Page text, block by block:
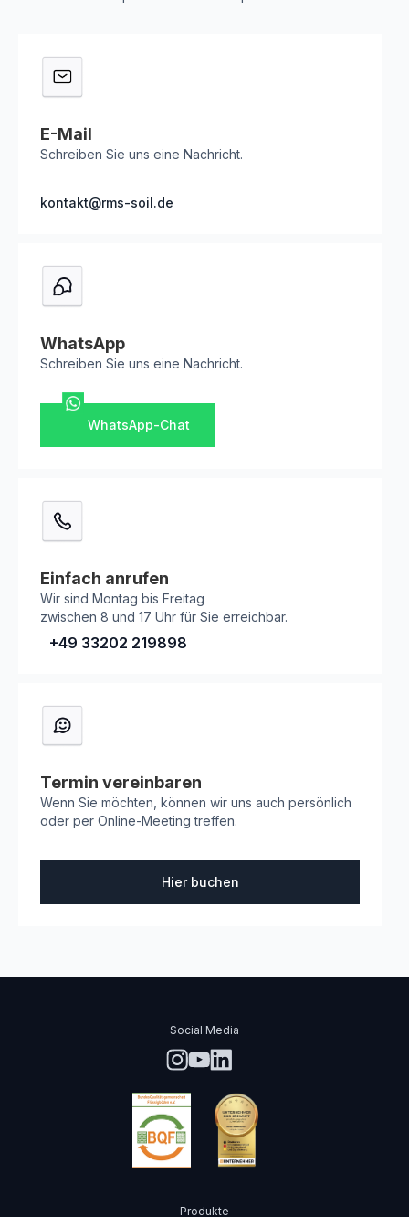
E-Mail
Schreiben Sie uns eine Nachricht.
kontakt@rms-soil.de
WhatsApp
Schreiben Sie uns eine Nachricht.
WhatsApp-Chat
Einfach anrufen
Wir sind Montag bis Freitag
zwischen 8 und 17 Uhr für Sie erreichbar.
+49 33202 219898
Termin vereinbaren
Wenn Sie möchten, können wir uns auch persönlich
oder per Online-Meeting treffen.
Hier buchen
Social Media
Produkte